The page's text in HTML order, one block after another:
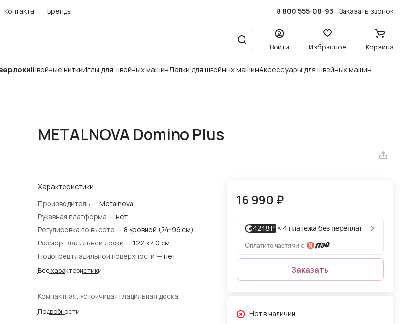
Контакты Бренды 8 800 555-08-93 Заказать звонок
Войти Избранное Корзина
Швейные ниткиИглы для швейных машинЛапки для швейных машинАксессуары для швейных машин
METALNOVA Domino Plus
Характеристики
Производитель — Metalnova
Рукавная платформа — нет
Регулировка по высоте — 8 уровней (74-96 см)
Размер гладильной доски — 122 х 40 см
Подогрев гладильной поверхности — нет
Все характеристики
Компактная, устойчивая гладильная доска
Подробности
16 990 ₽
Заказать
Нет в наличии